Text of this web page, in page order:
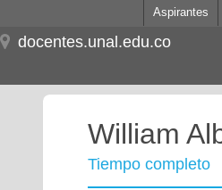
Aspirantes
docentes.unal.edu.co
William
Tiempo completo